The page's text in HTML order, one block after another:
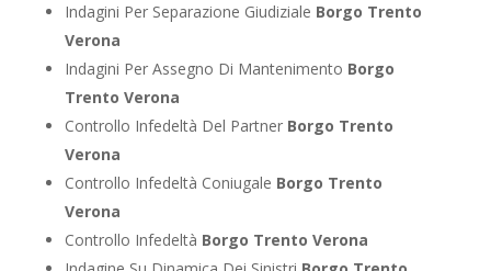
Indagini Per Separazione Giudiziale Borgo Trento
Verona
Indagini Per Assegno Di Mantenimento Borgo
Trento Verona
Controllo Infedeltà Del Partner Borgo Trento
Verona
Controllo Infedeltà Coniugale Borgo Trento
Verona
Controllo Infedeltà Borgo Trento Verona